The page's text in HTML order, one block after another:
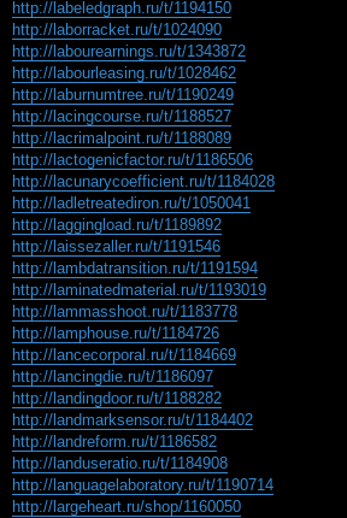
http://labeledgraph.ru/t/1194150
http://laborracket.ru/t/1024090
http://labourearnings.ru/t/1343872
http://labourleasing.ru/t/1028462
http://laburnumtree.ru/t/1190249
http://lacingcourse.ru/t/1188527
http://lacrimalpoint.ru/t/1188089
http://lactogenicfactor.ru/t/1186506
http://lacunarycoefficient.ru/t/1184028
http://ladletreatediron.ru/t/1050041
http://laggingload.ru/t/1189892
http://laissezaller.ru/t/1191546
http://lambdatransition.ru/t/1191594
http://laminatedmaterial.ru/t/1193019
http://lammasshoot.ru/t/1183778
http://lamphouse.ru/t/1184726
http://lancecorporal.ru/t/1184669
http://lancingdie.ru/t/1186097
http://landingdoor.ru/t/1188282
http://landmarksensor.ru/t/1184402
http://landreform.ru/t/1186582
http://landuseratio.ru/t/1184908
http://languagelaboratory.ru/t/1190714
http://largeheart.ru/shop/1160050